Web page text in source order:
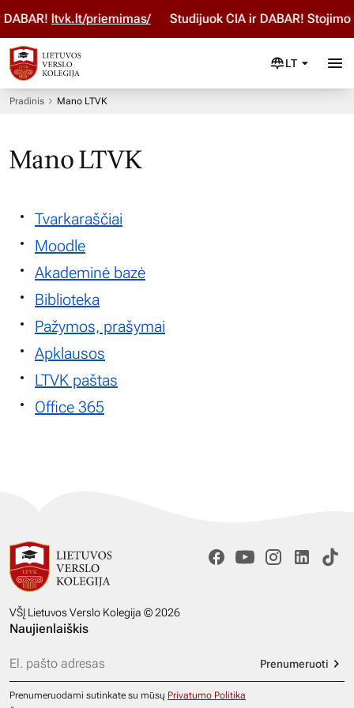
ltvk.lt/priemimas/ Studijuok ČIA ir DABAR!
LT
Pradinis Mano LTVK
Mano LTVK
Tvarkaraščiai
Moodle
Akademinė bazė
Biblioteka
Pažymos, prašymai
Apklausos
LTVK paštas
Office 365
VŠĮ Lietuvos Verslo Kolegija © 2026
Naujienlaiškis
Prenumeruoti
Prenumeruodami sutinkate su mūsų Privatumo Politika